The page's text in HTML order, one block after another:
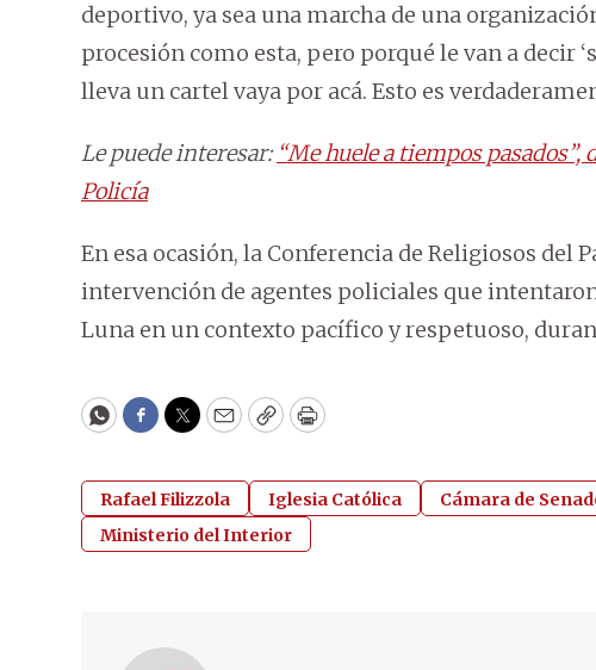
deportivo, ya sea una marcha de una
procesión como esta, pero porqué le van a decir
lleva un cartel vaya por acá. Esto es
Le puede interesar: “Me huele a tiempos
Policía
En esa ocasión, la Conferencia de Religiosos del
intervención de agentes policiales que
Luna en un contexto pacífico y respetuoso,
WhatsApp
Facebook
Twitter
EmailCopyPrint
Rafael Filizzola Iglesia Católica Cámara de
Ministerio del Interior